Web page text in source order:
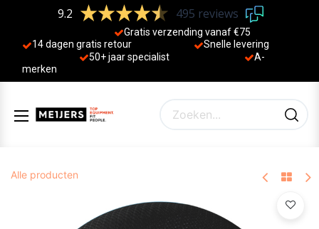
9.2 495 reviews
Gratis verzending vanaf €75
14 dagen gratis retour
Sne lle levering
50+ jaar specialist
A-
merken
Alle producten